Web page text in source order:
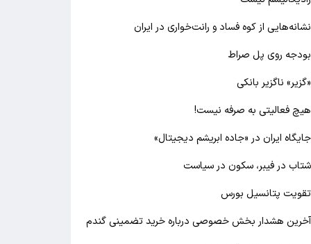
نشانه‌هایی از کوه فساد و رانت‌خواری در ایران
بودجه روی پل صراط
«گزیر» ناگزیر بانکی
هیچ فعالیتی به صرفه نیست!
جایگاه ایران در «جاده ابریشم دیجیتال»
شتاب در فیبر، سکون در سیاست
تقویت پتانسیل بورس
آخرین هشدار بخش خصوصی درباره خرید تضمینی گندم